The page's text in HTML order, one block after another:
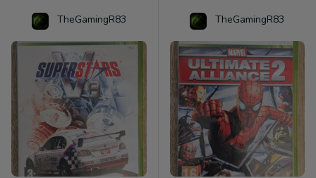
TheGamingR83 TheGamingR83